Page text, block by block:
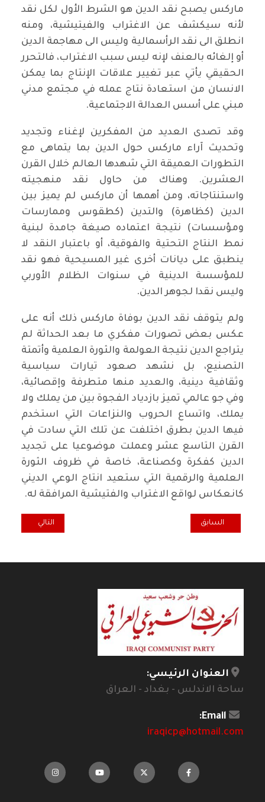
ماركس يصبح نقد الدين هو الشرط الأول لكل نقد
لأنه سيكشف عن الاغتراب والفيتيشية، ومنه
انطلق الى نقد الرأسمالية وليس الى مهاجمة الدين
أو إلغائه بالعنف لإنه ليس سبب الاغتراب، فالتحرر
الحقيقي يأتي عبر تغيير علاقات الإنتاج بما يمكن
الانسان من استعادة نتاج عمله في مجتمع مدني
مبني على أسس العدالة الاجتماعية.
وقد تصدى العديد من المفكرين لإغناء وتجديد
وتحديث آراء ماركس حول الدين بما يتماهى مع
التطورات العميقة التي شهدها العالم خلال القرن
العشرين. وهناك من حاول نقد منهجيته
واستنتاجاته، ومن أهمها أن ماركس لم يميز بين
الدين (كظاهرة) والتدين (كطقوس وممارسات
ومؤسسات) نتيجة اعتماده صيغة جامدة لبنية
نمط النتاج التحتية والفوقية، أو باعتبار النقد لا
ينطبق على ديانات أخرى غير المسيحية فهو نقد
للمؤسسة الدينية في سنوات الظلام الأوربي
وليس نقدا لجوهر الدين.
ولم يتوقف نقد الدين بوفاة ماركس ذلك أنه على
عكس بعض تصورات مفكري ما بعد الحداثة لم
يتراجع الدين نتيجة العولمة والثورة العلمية وأتمتة
التصنيع، بل نشهد صعود تيارات سياسية
وثقافية دينية، والعديد منها متطرفة وإقصائية،
وفي جو عالمي تميز بازدياد الفجوة بين من يملك ولا
يملك، واتساع الحروب والنزاعات التي استخدم
فيها الدين بطرق اختلفت عن تلك التي سادت في
القرن التاسع عشر وعملت موضوعيا على تجديد
الدين كفكرة وكصناعة، خاصة في ظروف الثورة
العلمية والرقمية التي ستعيد انتاج الوعي الديني
كانعكاس لواقع الاغتراب والفتيشية المرافقة له.
المقال السابق: {حركة المنصات} وسؤال التنظيم والسياسة
السابق المقال التالي: ما
التالي
العنوان الرئيسي:
ساحة الاندلس - بغداد - العراق
Email:
iraqicp@hotmail.com